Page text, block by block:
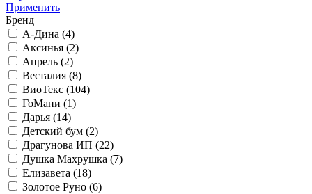
Применить
Бренд
А-Дина (4)
Аксинья (2)
Апрель (2)
Весталия (8)
ВиоТекс (104)
ГоМани (1)
Дарья (14)
Детский бум (2)
Драгунова ИП (22)
Душка Махрушка (7)
Елизавета (18)
Золотое Руно (6)